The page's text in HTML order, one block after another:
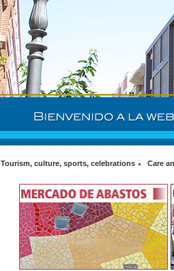
Tourism, culture, sports, celebrations Care